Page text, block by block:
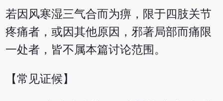
若因风寒湿三气合而为痹，限于四肢关节
疼痛者，或因其他原因，邪著局部而痛限
一处者，皆不属本篇讨论范围。
【常见证候】